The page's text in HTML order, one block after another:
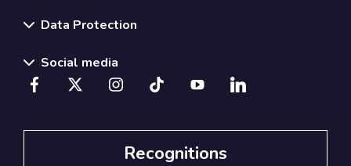
Data Protection
Social media
Recognitions